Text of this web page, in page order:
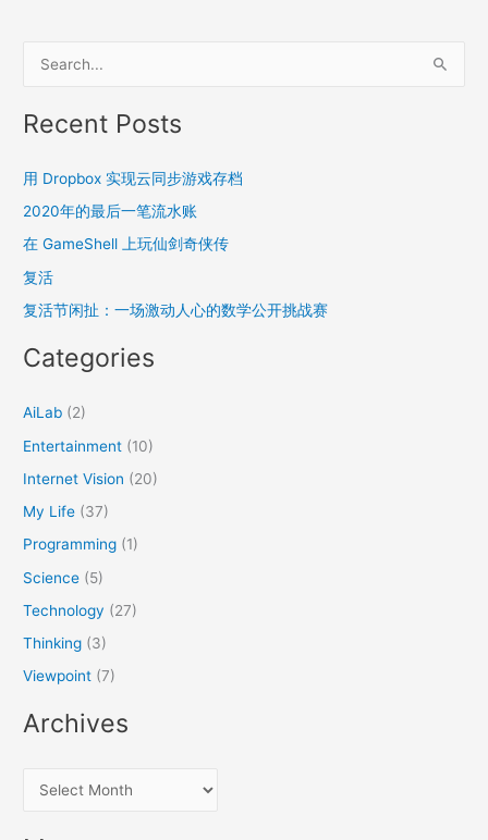
a
c
r
:
Recent Posts
用 Dropbox 实现云同步游戏存档
2020年的最后一笔流水账
在 GameShell 上玩仙剑奇侠传
复活
复活节闲扯：一场激动人心的数学公开挑战赛
Categories
AiLab (2)
Entertainment (10)
Internet Vision (20)
My Life (37)
Programming (1)
Science (5)
Technology (27)
Thinking (3)
Viewpoint (7)
Archives